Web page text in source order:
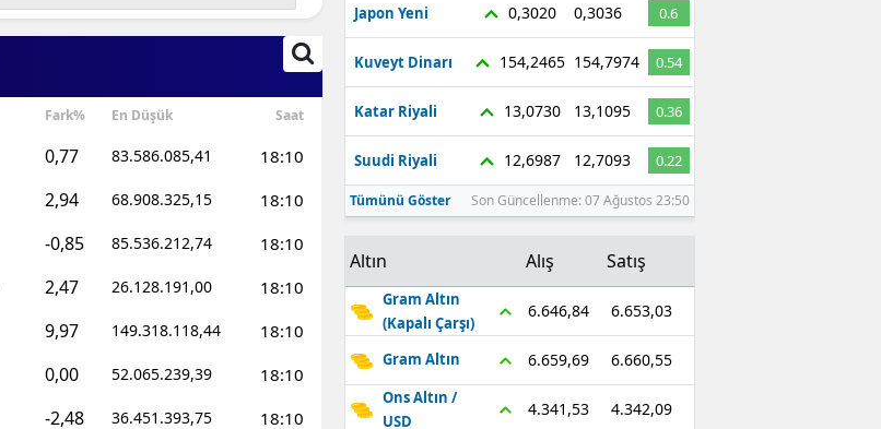
Çorum
Edirne
Elazığ
Fark% En Düşük Saat
0,77 83.586.085,41 18:10
2,94 68.908.325,15 18:10
-0,85 85.536.212,74 18:10
2,47 26.128.191,00 18:10
9,97 149.318.118,44 18:10
0,00 52.065.239,39 18:10
-2,48 36.451.393,75 18:10
Japon Yeni 0,3020 0,3036 0.6
Kuveyt Dinarı 154,2465 154,7974 0.54
Katar Riyali 13,0730 13,1095 0.36
Suudi Riyali 12,6987 12,7093 0.22
Tümünü Göster Son Güncellenme: 07 Ağustos 23:50
Altın Alış Satış
Gram Altın
(Kapalı Çarşı)
6.646,84 6.653,03
Gram Altın 6.659,69 6.660,55
Ons Altın /
USD
4.341,53 4.342,09